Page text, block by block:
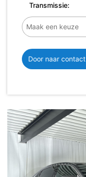
Transmissie:
Door naar contact